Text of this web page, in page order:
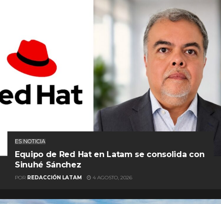
ES NOTICIA
Equipo de Red Hat en Latam se consolida con
Sinuhé Sánchez
POR REDACCIÓN LATAM 4 AGOSTO, 2026